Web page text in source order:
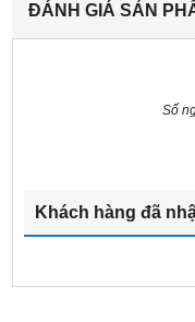
ĐÁNH GIÁ SẢN
Số
Khách hàng đã